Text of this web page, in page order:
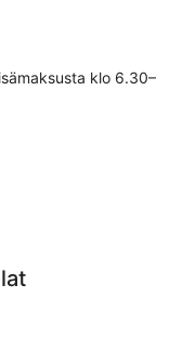
sinun kannattaa
saatavilla
altaassa
hemmottelua
hieronnoilla
ja kiertoajelu- tai
klo 6.30–